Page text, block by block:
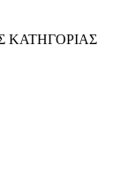
ΚΑΤΗΓΟΡΙΑΣ